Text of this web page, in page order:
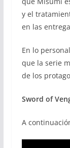
y el
en las
En lo
que la serie
de los
Sword of
A